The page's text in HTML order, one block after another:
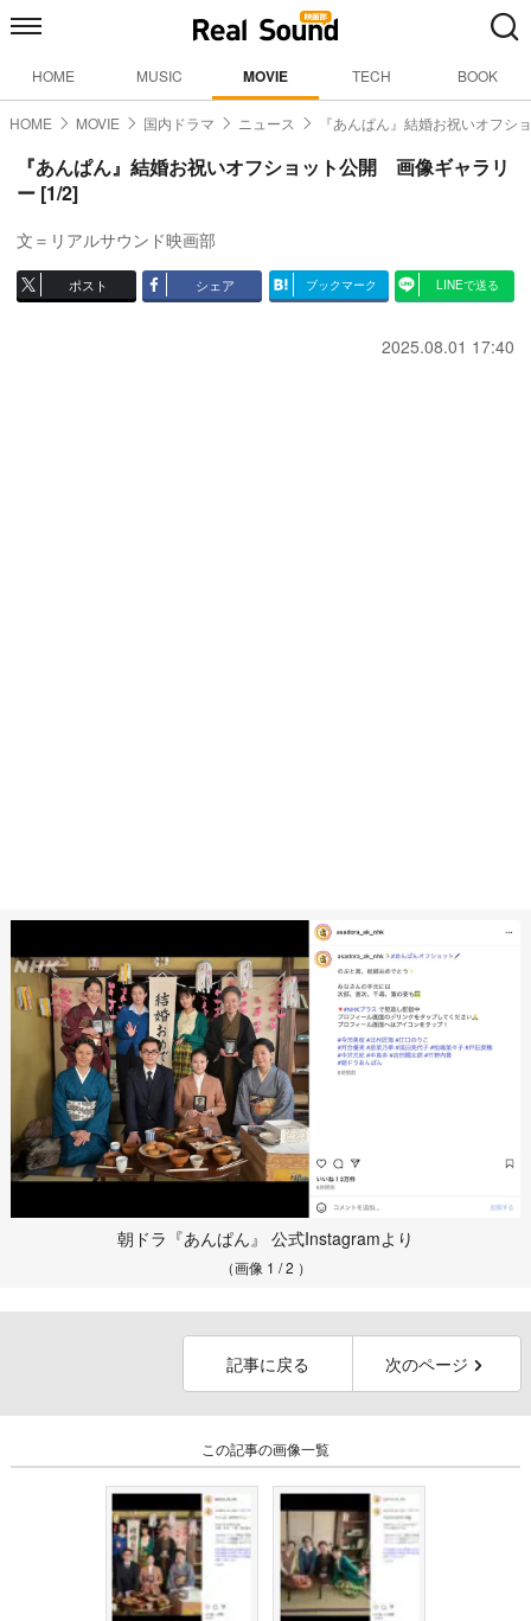
HOME MUSIC MOVIE TECH BOOK
HOME MOVIE 国内ドラマ ニュース 『あんぱん』結婚お祝いオフシ
『あんぱん』結婚お祝いオフショット公開 画像ギャラリ
ー [1/2]
文＝リアルサウンド映画部
ポスト シェア ブックマーク LINEで送る
2025.08.01 17:40
朝ドラ『あんぱん』 公式Instagramより
（画像 1 / 2 ）
記事に戻る 次のページ
この記事の画像一覧